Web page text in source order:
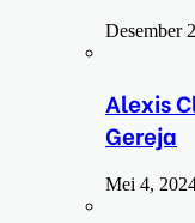
Desember
Alexis
Gereja
Mei 4,